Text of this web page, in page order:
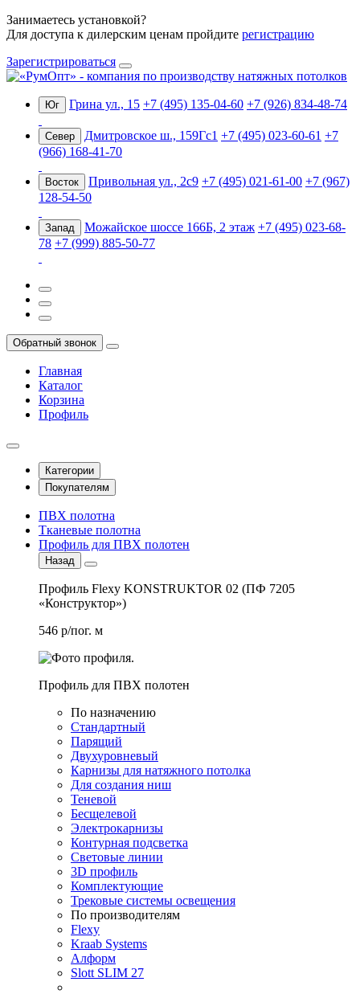
Занимаетесь установкой?
Для доступа к дилерским ценам пройдите регистрацию
Зарегистрироваться
Юг Грина ул., 15 +7 (495) 135-04-60 +7 (926) 834-48-74
Север Дмитровское ш., 159Гс1 +7 (495) 023-60-61 +7
(966) 168-41-70
Восток Привольная ул., 2с9 +7 (495) 021-61-00 +7 (967)
128-54-50
Запад Можайское шоссе 166Б, 2 этаж +7 (495) 023-68-
78 +7 (999) 885-50-77
Обратный звонок
Главная
Каталог
Корзина
Профиль
Категории
Покупателям
ПВХ полотна
Тканевые полотна
Профиль для ПВХ полотен
Назад
Профиль Flexy KONSTRUKTOR 02 (ПФ 7205
«Конструктор»)
546 р/пог. м
Профиль для ПВХ полотен
По назначению
Стандартный
Парящий
Двухуровневый
Карнизы для натяжного потолка
Для создания ниш
Теневой
Бесщелевой
Электрокарнизы
Контурная подсветка
Световые линии
3D профиль
Комплектующие
Трековые системы освещения
По производителям
Flexy
Kraab Systems
Алформ
Slott SLIM 27